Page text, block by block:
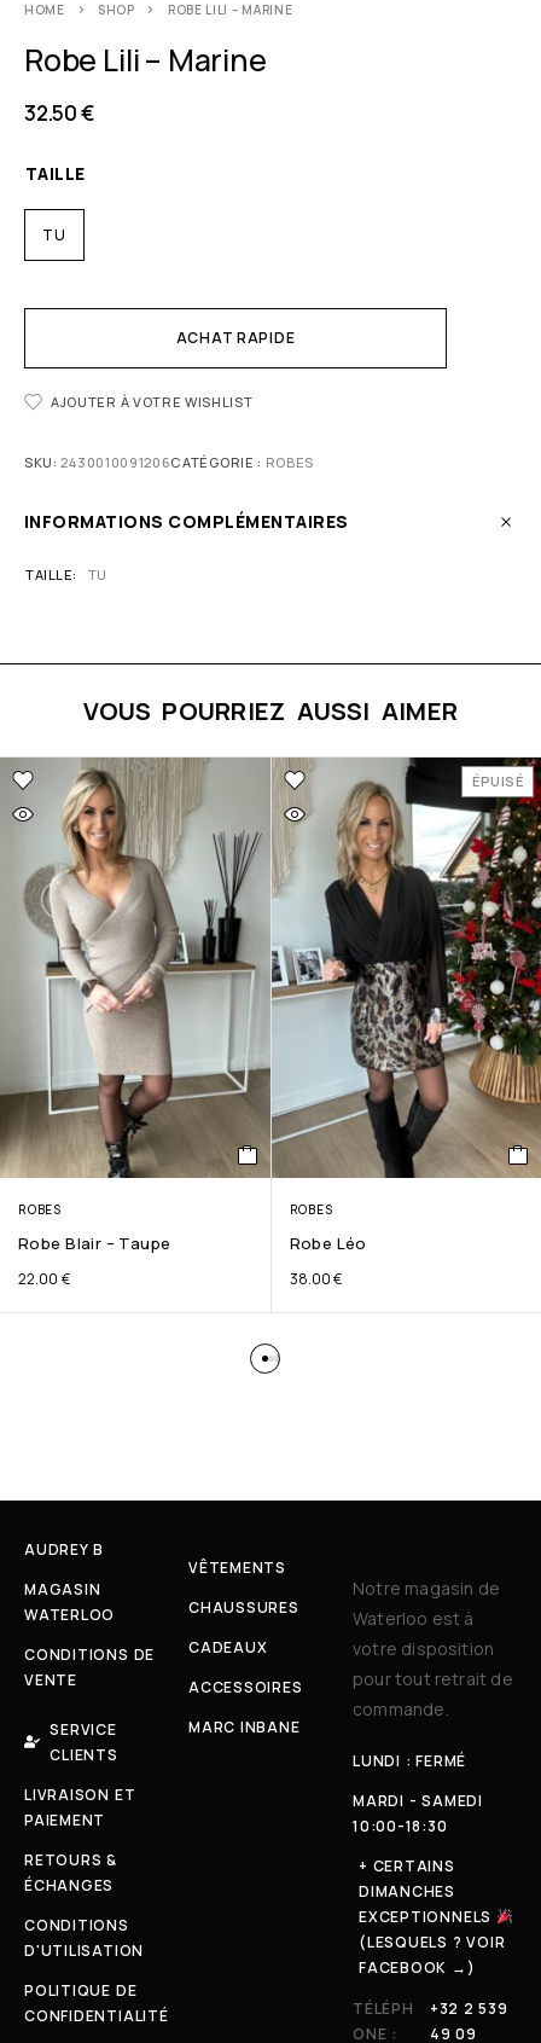
HOME SHOP ROBE LILI – MARINE
Robe Lili – Marine
32.50€
TAILLE
TU
ACHAT RAPIDE
AJOUTER À VOTRE WISHLIST
SKU:2430010091206CATÉGORIE : ROBES
INFORMATIONS COMPLÉMENTAIRES
TAILLE TU
VOUS POURRIEZ AUSSI AIMER
ROBES
Robe Blair – Taupe
22.00 €
ÉPUISÉ
ROBES
Robe Léo
38.00€
AUDREY B
MAGASIN
WATERLOO
CONDITIONS DE
VENTE
SERVICE
CLIENTS
LIVRAISON ET
PAIEMENT
RETOURS &
ÉCHANGES
CONDITIONS
D'UTILISATION
POLITIQUE DE
CONFIDENTIALITÉ
VÊTEMENTS
CHAUSSURES
CADEAUX
ACCESSOIRES
MARC INBANE
Notre magasin de
Waterloo est à
votre disposition
pour tout retrait de
commande.
LUNDI : FERMÉ
MARDI - SAMEDI
10:00-18:30
+ CERTAINS
DIMANCHES
EXCEPTIONNELS
(LESQUELS ? VOIR
FACEBOOK →)
TÉLÉPH
ONE :
+32 2 539
49 09